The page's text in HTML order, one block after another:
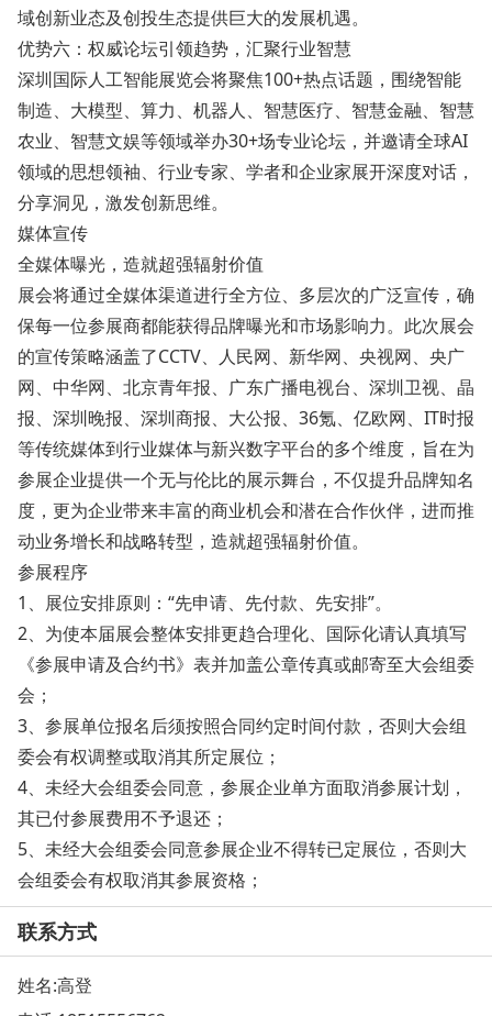
域创新业态及创投生态提供巨大的发展机遇。
优势六：权威论坛引领趋势，汇聚行业智慧
深圳国际人工智能展览会将聚焦100+热点话题，围绕智能
制造、大模型、算力、机器人、智慧医疗、智慧金融、智慧
农业、智慧文娱等领域举办30+场专业论坛，并邀请全球AI
领域的思想领袖、行业专家、学者和企业家展开深度对话，
分享洞见，激发创新思维。
媒体宣传
全媒体曝光，造就超强辐射价值
展会将通过全媒体渠道进行全方位、多层次的广泛宣传，确
保每一位参展商都能获得品牌曝光和市场影响力。此次展会
的宣传策略涵盖了CCTV、人民网、新华网、央视网、央广
网、中华网、北京青年报、广东广播电视台、深圳卫视、晶
报、深圳晚报、深圳商报、大公报、36氪、亿欧网、IT时报
等传统媒体到行业媒体与新兴数字平台的多个维度，旨在为
参展企业提供一个无与伦比的展示舞台，不仅提升品牌知名
度，更为企业带来丰富的商业机会和潜在合作伙伴，进而推
动业务增长和战略转型，造就超强辐射价值。
参展程序
1、展位安排原则：“先申请、先付款、先安排”。
2、为使本届展会整体安排更趋合理化、国际化请认真填写
《参展申请及合约书》表并加盖公章传真或邮寄至大会组委
会；
3、参展单位报名后须按照合同约定时间付款，否则大会组
委会有权调整或取消其所定展位；
4、未经大会组委会同意，参展企业单方面取消参展计划，
其已付参展费用不予退还；
5、未经大会组委会同意参展企业不得转已定展位，否则大
会组委会有权取消其参展资格；
联系方式
姓名:高登